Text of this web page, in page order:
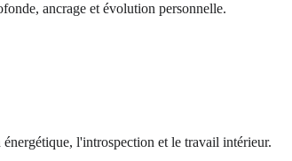
ancrage et évolution personnelle.
l'introspection et le travail intérieur.